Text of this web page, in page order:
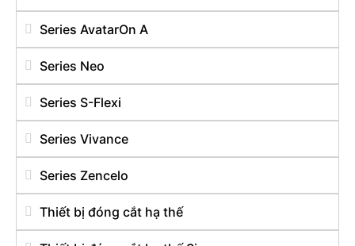
Series AvatarOn A
Series Neo
Series S-Flexi
Series Vivance
Series Zencelo
Thiết bị đóng cắt hạ thế